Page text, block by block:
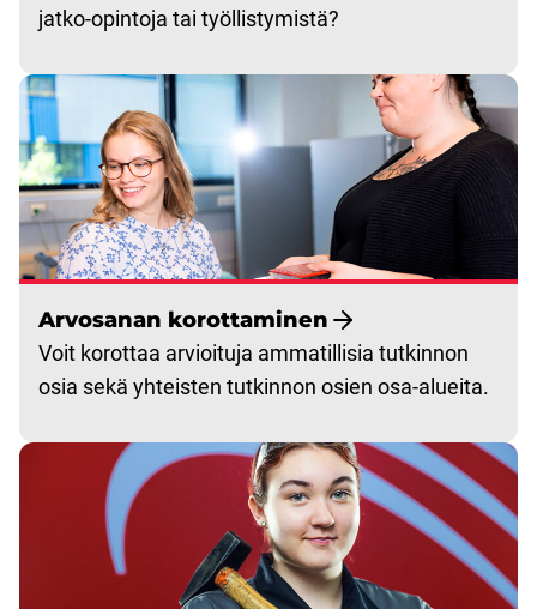
jatko-opintoja tai työllistymistä?
Arvosanan korottaminen
Voit korottaa arvioituja ammatillisia tutkinnon
osia sekä yhteisten tutkinnon osien osa-alueita.